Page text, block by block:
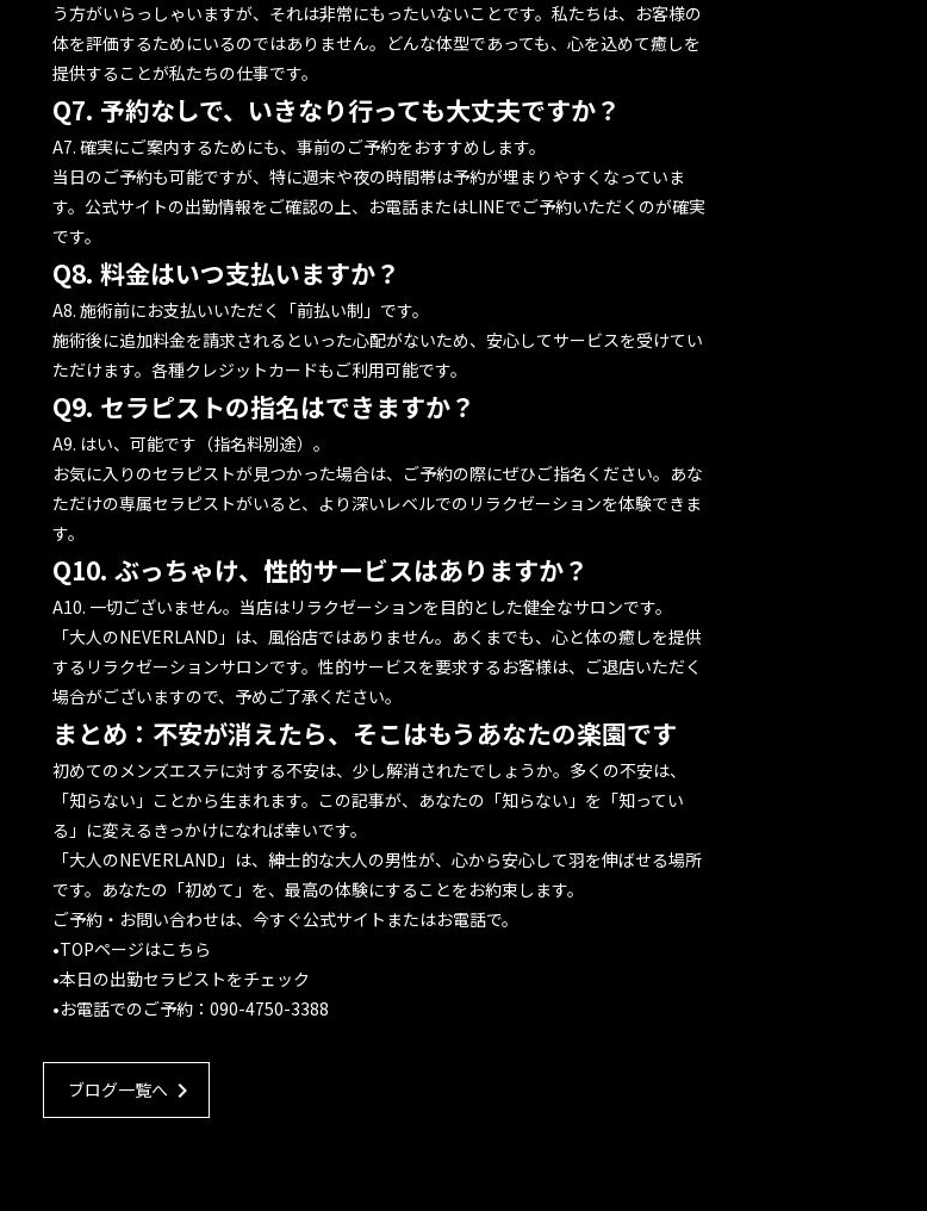
う方がいらっしゃいますが、それは非常にもったいないことです。私たちは、お客様の
体を評価するためにいるのではありません。どんな体型であっても、心を込めて癒しを
提供することが私たちの仕事です。
Q7. 予約なしで、いきなり行っても大丈夫ですか？
A7. 確実にご案内するためにも、事前のご予約をおすすめします。
当日のご予約も可能ですが、特に週末や夜の時間帯は予約が埋まりやすくなっていま
す。公式サイトの出勤情報をご確認の上、お電話またはLINEでご予約いただくのが確実
です。
Q8. 料金はいつ支払いますか？
A8. 施術前にお支払いいただく「前払い制」です。
施術後に追加料金を請求されるといった心配がないため、安心してサービスを受けてい
ただけます。各種クレジットカードもご利用可能です。
Q9. セラピストの指名はできますか？
A9. はい、可能です（指名料別途）。
お気に入りのセラピストが見つかった場合は、ご予約の際にぜひご指名ください。あな
ただけの専属セラピストがいると、より深いレベルでのリラクゼーションを体験できま
す。
Q10. ぶっちゃけ、性的サービスはありますか？
A10. 一切ございません。当店はリラクゼーションを目的とした健全なサロンです。
「大人のNEVERLAND」は、風俗店ではありません。あくまでも、心と体の癒しを提供
するリラクゼーションサロンです。性的サービスを要求するお客様は、ご退店いただく
場合がございますので、予めご了承ください。
まとめ：不安が消えたら、そこはもうあなたの楽園です
初めてのメンズエステに対する不安は、少し解消されたでしょうか。多くの不安は、
「知らない」ことから生まれます。この記事が、あなたの「知らない」を「知ってい
る」に変えるきっかけになれば幸いです。
「大人のNEVERLAND」は、紳士的な大人の男性が、心から安心して羽を伸ばせる場所
です。あなたの「初めて」を、最高の体験にすることをお約束します。
ご予約・お問い合わせは、今すぐ公式サイトまたはお電話で。
•TOPページはこちら
•本日の出勤セラピストをチェック
•お電話でのご予約：090-4750-3388
ブログ一覧へ chevron_right